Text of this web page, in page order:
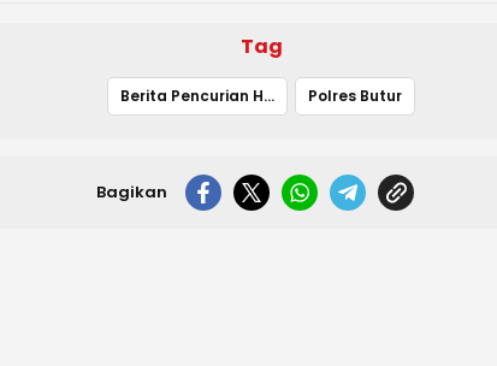
Tag
Berita Pencurian Hari ini Polres Butur
Bagikan